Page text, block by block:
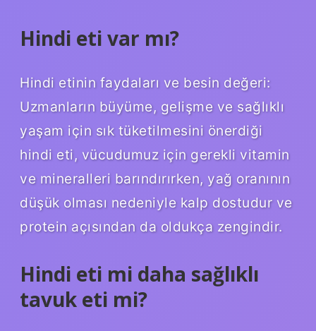
Hindi eti var mı?
Hindi etinin faydaları ve besin değeri:
Uzmanların büyüme, gelişme ve sağlıklı
yaşam için sık tüketilmesini önerdiği
hindi eti, vücudumuz için gerekli vitamin
ve mineralleri barındırırken, yağ oranının
düşük olması nedeniyle kalp dostudur ve
protein açısından da oldukça zengindir.
Hindi eti mi daha sağlıklı
tavuk eti mi?